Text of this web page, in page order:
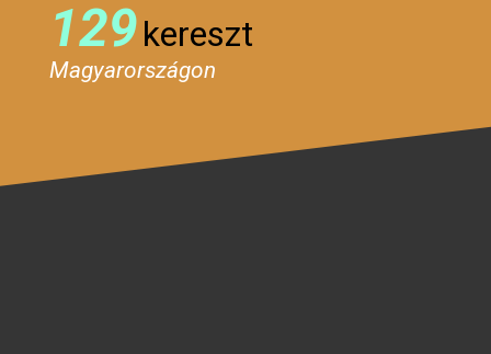
129kereszt
Magyarországon